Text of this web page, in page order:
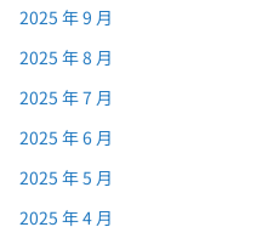
2025 年 9 月
2025 年 8 月
2025 年 7 月
2025 年 6 月
2025 年 5 月
2025 年 4 月